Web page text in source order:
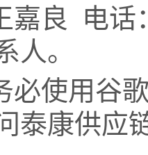
良 电话
人。
使用谷
泰康供应